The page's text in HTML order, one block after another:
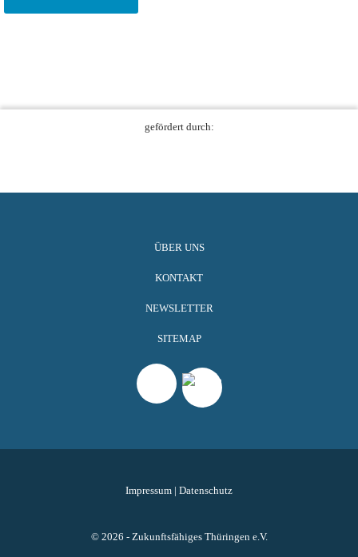
gefördert durch:
ÜBER UNS
KONTAKT
NEWSLETTER
SITEMAP
Impressum | Datenschutz
© 2026 - Zukunftsfähiges Thüringen e.V.